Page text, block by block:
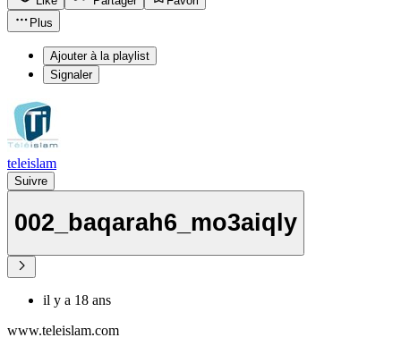
Plus
Ajouter à la playlist
Signaler
teleislam
Suivre
002_baqarah6_mo3aiqly
il y a 18 ans
www.teleislam.com